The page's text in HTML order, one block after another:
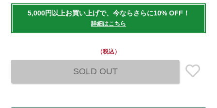
to
5,000円以上お買い上げで、今ならさらに10% OFF！
詳細はこちら
（税込）
SOLD OUT